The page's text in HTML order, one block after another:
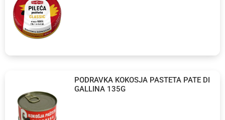
PODRAVKA KOKOSJA PASTETA PATE DI
GALLINA 135G